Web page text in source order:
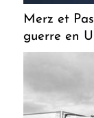
Merz et
guerre en